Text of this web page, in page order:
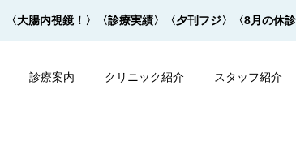
〈大腸内視鏡！〉 〈診療実績〉 〈夕刊フジ〉 〈8月の休
診療案内 クリニック紹介 スタッフ紹介